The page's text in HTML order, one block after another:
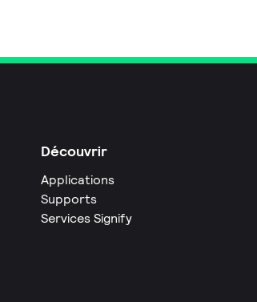
Découvrir
Applications
Supports
Services Signify